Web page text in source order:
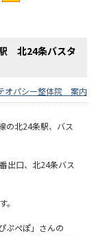
北24条バスタ
オパシー整体院 案内
の北24条駅、バス
出口、北24条バス
ぷぺぽ」さんの